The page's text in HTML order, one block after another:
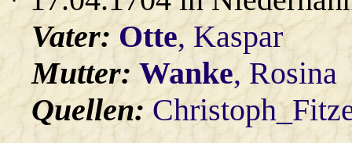
Vater:Otte, Kaspar
Mutter:Wanke, Rosina
Quellen: